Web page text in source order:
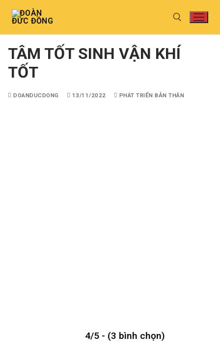
TÂM TỐT SINH VẬN KHÍ
TỐT
DOANDUCDONG 13/11/2022 PHÁT TRIỂN BẢN THÂN
4/5 - (3 bình chọn)